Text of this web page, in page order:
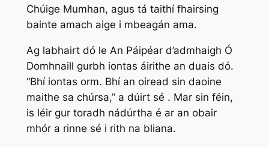
Chúige Mumhan, agus tá taithí fhairsing
bainte amach aige i mbeagán ama.
Ag labhairt dó le An Páipéard’admhaigh Ó
Domhnaill gurbh iontas áirithe an duais dó.
“Bhí iontas orm. Bhí an oiread sin daoine
maithe sa chúrsa,” a dúirt sé . Mar sin féin,
is léir gur toradh nádúrtha é ar an obair
mhór a rinne sé i rith na bliana.